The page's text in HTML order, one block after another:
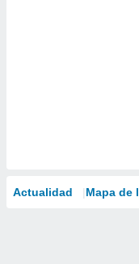
Actualidad Mapa de